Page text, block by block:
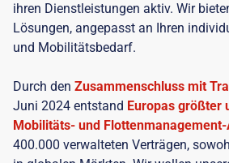
ihren Dienstleistungen aktiv. Wir
Lösungen, angepasst an Ihren
und Mobilitätsbedarf.
Durch den Zusammenschluss mit
Juni 2024 entstand Europas größter
Mobilitäts- und
400.000 verwalteten Verträgen,